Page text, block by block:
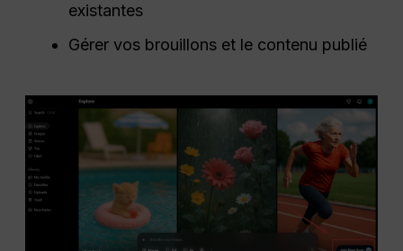
existantes
Gérer vos brouillons et le contenu publié